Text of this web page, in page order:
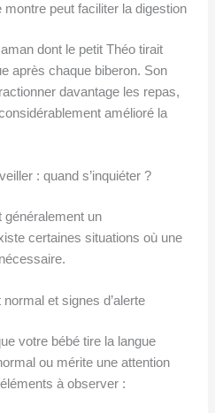
montre peut faciliter la digestion
dont le petit Théo tirait
après chaque biberon. Son
davantage les repas,
amélioré la
: quand s’inquiéter ?
généralement un
certaines situations où une
et signes d’alerte
votre bébé tire la langue
ou mérite une attention
à observer :